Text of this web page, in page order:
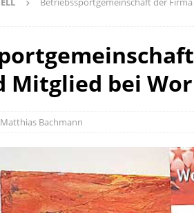
Mitglied bei
Matthias Bachmann